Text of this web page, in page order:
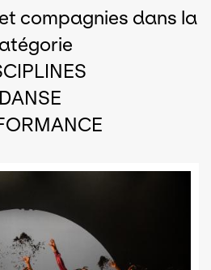
compagnies dans la
DANSE